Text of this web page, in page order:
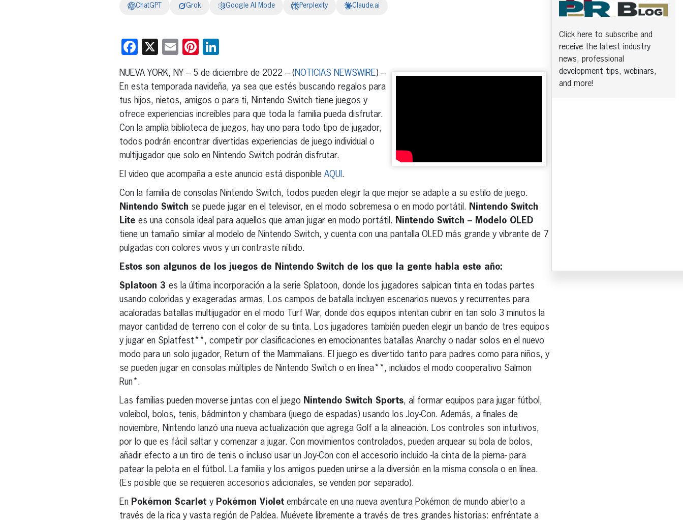
ChatGPT Grok Google AI Mode Perplexity Claude.ai
Facebook
X EmailPinterest
NUEVA YORK, NY – 5 de diciembre de 2022 – (NOTICIAS NEWSWIRE) –
En esta temporada navideña, ya sea que estés buscando regalos para
tus hijos, nietos, amigos o para ti, Nintendo Switch tiene juegos y
ofrece experiencias increíbles para que toda la familia pueda disfrutar.
Con la amplia biblioteca de juegos, hay uno para todo tipo de jugador,
todos podrán encontrar divertidas experiencias de juego individual o
multijugador que solo en Nintendo Switch podrán disfrutar.
El video que acompaña a este anuncio está disponible AQUI .
Con la familia de consolas Nintendo Switch, todos pueden elegir la que mejor se adapte a su estilo de juego.
Nintendo Switch se puede jugar en el televisor, en el modo sobremesa o en modo portátil. Nintendo Switch
Lite es una consola ideal para aquellos que aman jugar en modo portátil. Nintendo Switch – Modelo OLED
tiene un tamaño similar al modelo de Nintendo Switch, y cuenta con una pantalla OLED más grande y vibrante de 7
pulgadas con colores vivos y un contraste nítido.
Estos son algunos de los juegos de Nintendo Switch de los que la gente habla este año:
Splatoon 3 es la última incorporación a la serie Splatoon, donde los jugadores salpican tinta en todas partes
usando coloridas y exageradas armas. Los campos de batalla incluyen escenarios nuevos y recurrentes para
acaloradas batallas multijugador en el modo Turf War, donde dos equipos intentan cubrir en tan solo 3 minutos la
mayor cantidad de terreno con el color de su tinta. Los jugadores también pueden elegir un bando de tres equipos
y jugar en Splatfest**, competir por clasificaciones en emocionantes batallas Anarchy o nadar solos en el nuevo
modo para un solo jugador, Return of the Mammalians. El juego es divertido tanto para padres como para niños, y
se pueden jugar en consolas múltiples de Nintendo Switch o en línea**, incluidos el modo cooperativo Salmon
Run*.
Las familias pueden moverse juntas con el juego Nintendo Switch Sports, al formar equipos para jugar fútbol, ​​
voleibol, bolos, tenis, bádminton y chambara (juego de espadas) usando los Joy-Con. Además, a finales de
noviembre, Nintendo lanzó una nueva actualización que agrega Golf a la alineación. Los controles son intuitivos,
por lo que es fácil saltar y comenzar a jugar. Con movimientos controlados, pueden arquear su bola de bolos,
añadir efecto a un tiro de tenis o incluso usar un Joy-Con con el accesorio incluido -la cinta de la pierna- para
patear la pelota en el fútbol. La familia y los amigos pueden unirse a la diversión en la misma consola o en línea.
(Es posible que se requieren accesorios adicionales, se venden por separado).
En Pokémon Scarlet y Pokémon Violetembárcate en una nueva aventura Pokémon de mundo abierto a
través de la rica y vasta región de Paldea. Muévete libremente a través de tres grandes historias: enfréntate a
Click here to subscribe and
receive the latest industry
news, professional
development tips, webinars,
and more!